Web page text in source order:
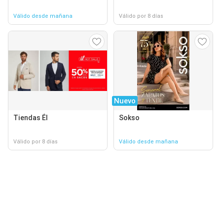
Válido desde mañana Válido por 8 días
Tiendas Él
Válido por 8 días
Nuevo
Sokso
Válido desde mañana